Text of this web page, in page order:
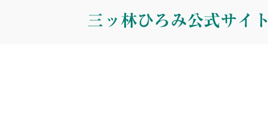
三ッ林ひろみ公式サイト